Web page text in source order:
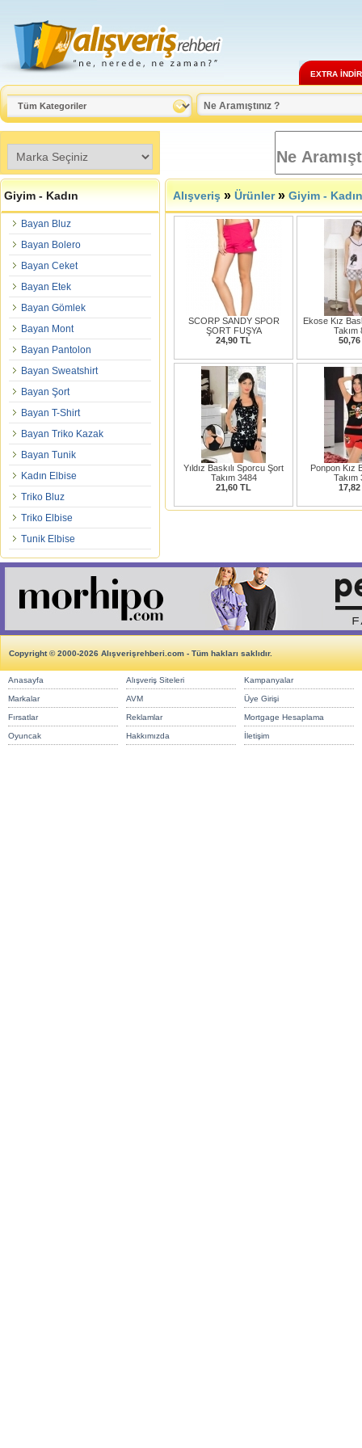
EXTRA
Giyim - Kadın
Bayan Bluz
Bayan Bolero
Bayan Ceket
Bayan Etek
Bayan Gömlek
Bayan Mont
Bayan Pantolon
Bayan Sweatshirt
Bayan Şort
Bayan T-Shirt
Bayan Triko Kazak
Bayan Tunik
Kadın Elbise
Triko Bluz
Triko Elbise
Tunik Elbise
Alışveriş»Ürünler»Giyim - Kadın
SCORP SANDY SPOR
ŞORT FUŞYA
24,90 TL
Ekose Kız
Takım
Yıldız Baskılı Sporcu Şort
Takım 3484
21,60 TL
Ponpon Kız
Takım
Copyright © 2000-2026 Alışverişrehberi.com - Tüm hakları saklıdır.
Anasayfa Alışveriş Siteleri Kampanyalar
Markalar AVM Üye Girişi
Fırsatlar Reklamlar Mortgage Hesaplama
Oyuncak Hakkımızda İletişim